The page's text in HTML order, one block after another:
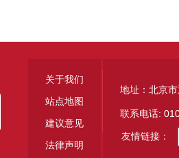
关于我们
站点地图
建议意见
法律声明
地址：北京
联系电话:
友情链接：